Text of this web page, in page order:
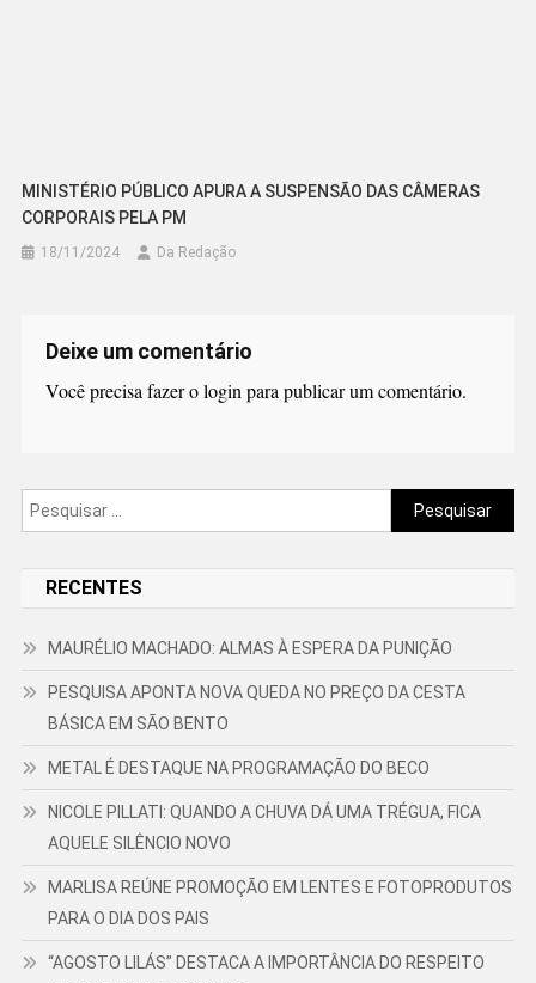
MINISTÉRIO PÚBLICO APURA A SUSPENSÃO DAS CÂMERAS
CORPORAIS PELA PM
18/11/2024 Da Redação
Deixe um comentário
Você precisa fazer ologinpara publicar um comentário.
Pesquisar
por:
RECENTES
MAURÉLIO MACHADO: ALMAS À ESPERA DA PUNIÇÃO
PESQUISA APONTA NOVA QUEDA NO PREÇO DA CESTA
BÁSICA EM SÃO BENTO
METAL É DESTAQUE NA PROGRAMAÇÃO DO BECO
NICOLE PILLATI: QUANDO A CHUVA DÁ UMA TRÉGUA, FICA
AQUELE SILÊNCIO NOVO
MARLISA REÚNE PROMOÇÃO EM LENTES E FOTOPRODUTOS
PARA O DIA DOS PAIS
“AGOSTO LILÁS” DESTACA A IMPORTÂNCIA DO RESPEITO